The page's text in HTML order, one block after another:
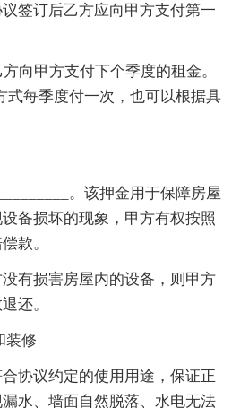
签订后乙方应向甲方支付第一
向甲方支付下个季度的租金。
式每季度付一次，也可以根据具
。该押金用于保障房屋
备损坏的现象，甲方有权按照
款。
有损害房屋内的设备，则甲方
还。
装修
协议约定的使用用途，保证正
水、墙面自然脱落、水电无法